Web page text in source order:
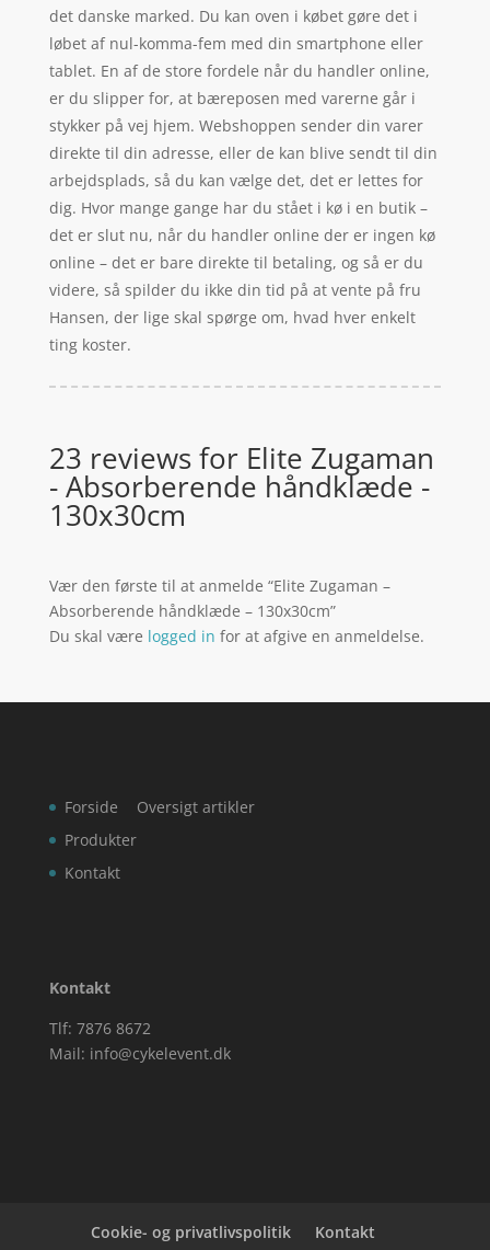
det danske marked. Du kan oven i købet gøre det i
løbet af nul-komma-fem med din smartphone eller
tablet. En af de store fordele når du handler online,
er du slipper for, at bæreposen med varerne går i
stykker på vej hjem. Webshoppen sender din varer
direkte til din adresse, eller de kan blive sendt til din
arbejdsplads, så du kan vælge det, det er lettes for
dig. Hvor mange gange har du stået i kø i en butik –
det er slut nu, når du handler online der er ingen kø
online – det er bare direkte til betaling, og så er du
videre, så spilder du ikke din tid på at vente på fru
Hansen, der lige skal spørge om, hvad hver enkelt
ting koster.
23 reviews for Elite Zugaman
- Absorberende håndklæde -
130x30cm
Vær den første til at anmelde “Elite Zugaman –
Absorberende håndklæde – 130x30cm”
Du skal være logged in for at afgive en anmeldelse.
Forside
Produkter
Kontakt
Oversigt artikler
Kontakt
Tlf: 7876 8672
Mail: info@cykelevent.dk
Cookie- og privatlivspolitik Kontakt